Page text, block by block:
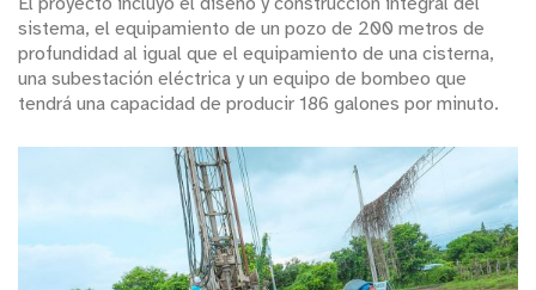
sistema, el equipamiento de un pozo de 200 metros de
profundidad al igual que el equipamiento de una cisterna,
una subestación eléctrica y un equipo de bombeo que
tendrá una capacidad de producir 186 galones por minuto.